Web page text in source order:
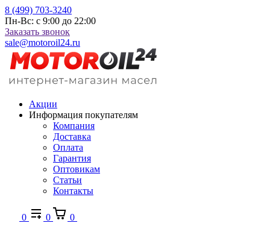
8 (499) 703-3240
Пн-Вс: с 9:00 до 22:00
Заказать звонок
sale@motoroil24.ru
Акции
Информация покупателям
Компания
Доставка
Оплата
Гарантия
Оптовикам
Статьи
Контакты
0 0
0